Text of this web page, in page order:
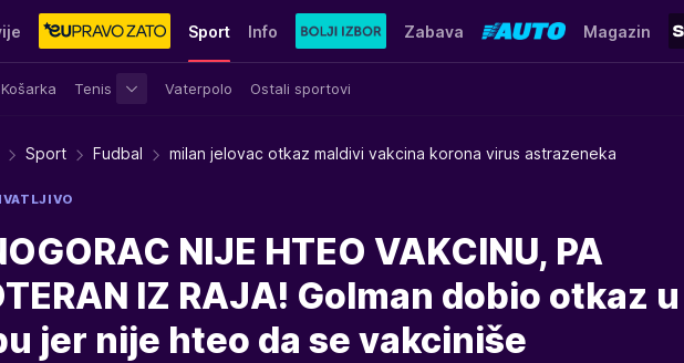
Sport
Košarka Tenis Vaterpolo Ostali sportovi
Info Zabava Magazin
Yumama
Sport Fudbal milan jelovac otkaz maldivi vakcina korona virus astrazeneka
NIJE HTEO VAKCINU, PA
IZ RAJA! Golman dobio otkaz u
jer nije hteo da se vakciniše